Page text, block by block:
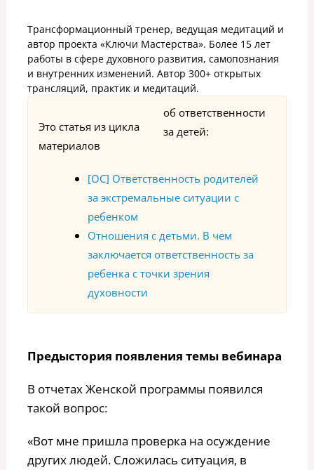
Трансформационный тренер, ведущая медитаций и
автор проекта «Ключи Мастерства». Более 15 лет
работы в сфере духовного развития, самопознания
и внутренних изменений. Автор 300+ открытых
трансляций, практик и медитаций.
Это статья из цикла
материалов
об ответственности
за детей:
[ОС] Ответственность родителей
за экстремальные ситуации с
ребенком
Отношения с детьми. В чем
заключается ответственность за
ребенка с точки зрения
духовности
Предыстория появления темы вебинара
В отчетах Женской программы появился
такой вопрос:
«Вот мне пришла проверка на осуждение
других людей. Сложилась ситуация, в